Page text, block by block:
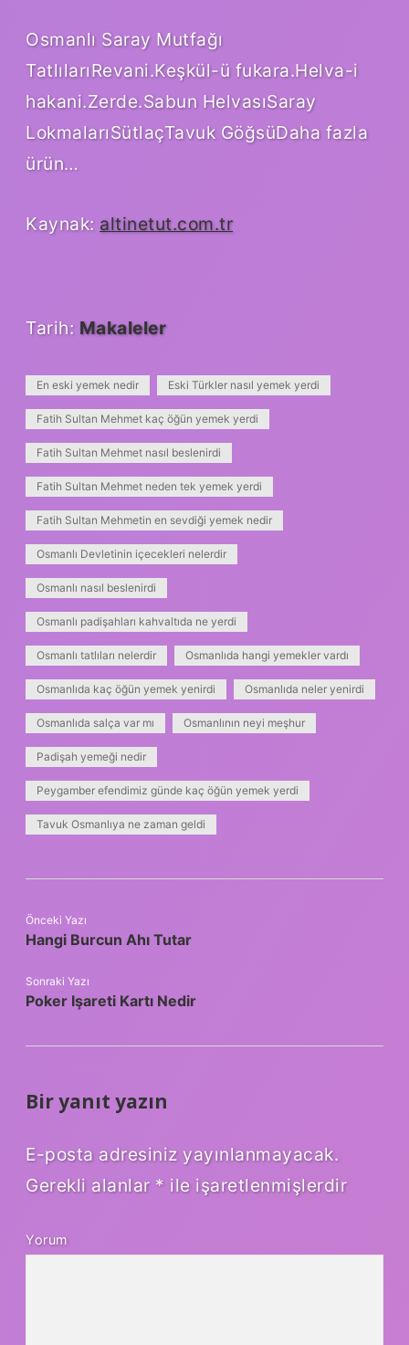
Osmanlı Saray Mutfağı
TatlılarıRevani.Keşkül-ü fukara.Helva-i
hakani.Zerde.Sabun HelvasıSaray
LokmalarıSütlaçTavuk GöğsüDaha fazla
ürün…
Kaynak: altinetut.com.tr
Tarih: Makaleler
En eski yemek nedir Eski Türkler nasıl yemek yerdi
Fatih Sultan Mehmet kaç öğün yemek yerdi
Fatih Sultan Mehmet nasıl beslenirdi
Fatih Sultan Mehmet neden tek yemek yerdi
Fatih Sultan Mehmetin en sevdiği yemek nedir
Osmanlı Devletinin içecekleri nelerdir
Osmanlı nasıl beslenirdi
Osmanlı padişahları kahvaltıda ne yerdi
Osmanlı tatlıları nelerdir Osmanlıda hangi yemekler vardı
Osmanlıda kaç öğün yemek yenirdi Osmanlıda neler yenirdi
Osmanlıda salça var mı Osmanlının neyi meşhur
Padişah yemeği nedir
Peygamber efendimiz günde kaç öğün yemek yerdi
Tavuk Osmanlıya ne zaman geldi
Önceki Yazı
Hangi Burcun Ahı Tutar
Sonraki Yazı
Poker Işareti Kartı Nedir
Bir yanıt yazın
E-posta adresiniz yayınlanmayacak.
Gerekli alanlar * ile işaretlenmişlerdir
Yorum